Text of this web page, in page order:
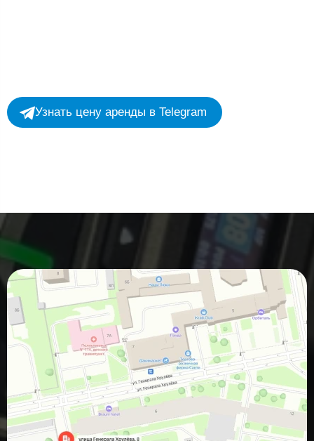
Узнать цену аренды в Telegram